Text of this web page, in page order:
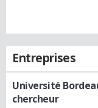
Entreprises
Université
chercheur